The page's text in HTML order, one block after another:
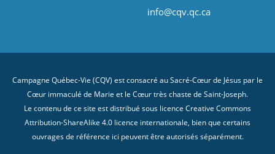
info@cqv.qc.ca
Campagne Québec-Vie (CQV) est consacré au Sacré-Cœur de Jésus par le
Cœur immaculé de Marie et le Cœur très chaste de Saint-Joseph.
Le contenu de ce site est distribué sous licence Creative Commons
Attribution-ShareAlike 4.0 licence internationale, bien que certains
ouvrages de référence ici peuvent être autorisés séparément.